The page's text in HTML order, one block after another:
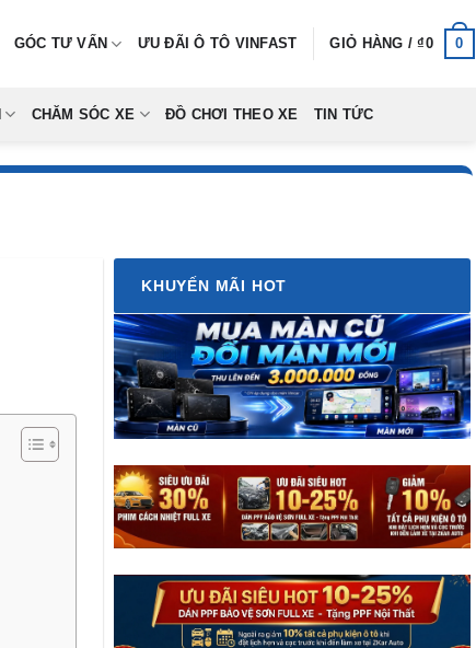
GÓC TƯ VẤN ƯU ĐÃI Ô TÔ VINFAST GIỎ HÀNG /₫0 0
CHĂM SÓC XE ĐỒ CHƠI THEO XE TIN TỨC
KHUYẾN MÃI HOT